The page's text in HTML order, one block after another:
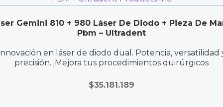
Gemini 810 + 980 Láser De Diodo + Pieza De
Pbm – Ultradent
en láser de diodo dual. Potencia, versatilidad
precisión. ¡Mejora tus procedimientos quirúrgicos
$35.181.189